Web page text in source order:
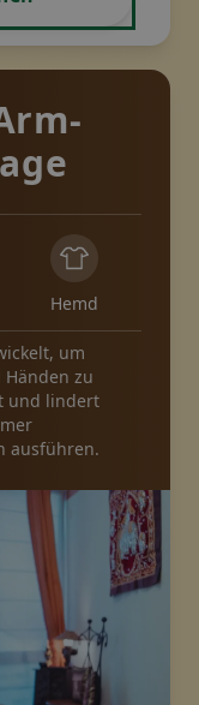
Hemd
um
zu
und lindert
ausführen.